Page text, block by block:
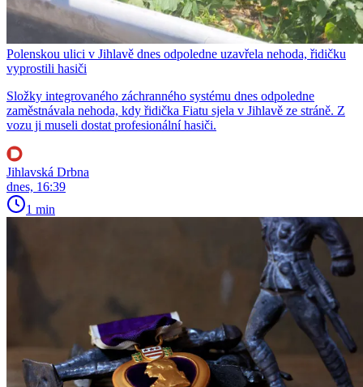
Polenskou ulici v Jihlavě dnes odpoledne uzavřela nehoda, řidičku
vyprostili hasiči
Složky integrovaného záchranného systému dnes odpoledne
zaměstnávala nehoda, kdy řidička Fiatu sjela v Jihlavě ze stráně. Z
vozu ji museli dostat profesionální hasiči.
Jihlavská Drbna
dnes, 16:39
1 min